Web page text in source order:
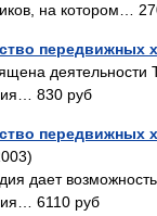
на котором…
передвижных
830 руб
передвижных
дает
6110 руб